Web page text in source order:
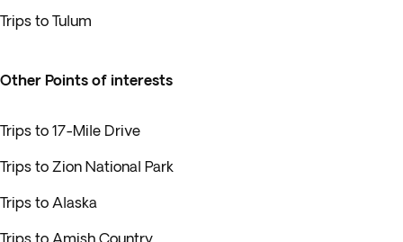
Trips to Tulum
Other Points of interests
Trips to 17-Mile Drive
Trips to Zion National Park
Trips to Alaska
Trips to Amish Country